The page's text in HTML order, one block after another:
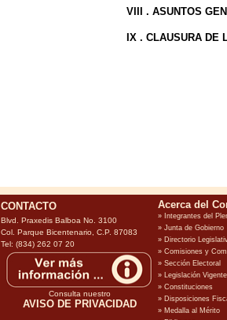
VIII . ASUNTOS
IX . CLAUSURA DE
CONTACTO
Blvd. Praxedis Balboa No. 3100
Col. Parque Bicentenario, C.P. 87083
Tel: (834) 262 07 20
Consulta nuestro
AVISO DE PRIVACIDAD